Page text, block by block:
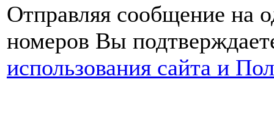
Отправляя сообщение на
номеров Вы
использования сайта и